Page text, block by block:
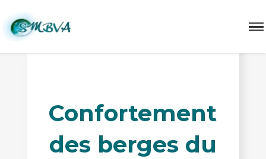
Confortement
des berges du